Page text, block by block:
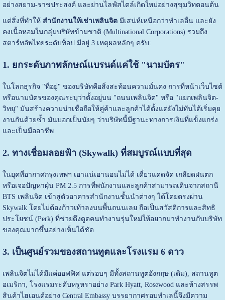
อย่างสยาม-ราชประสงค์ และย่านไลฟ์สไตล์เกิดใหม่อย่างสุขุมวิทตอนต้น
แต่สิ่งที่ทำให้ สำนักงานให้เช่าเพลินจิตมีเสน่ห์เหนือกว่าทำเลอื่น และยัง
คงเนื้อหอมในกลุ่มบริษัทข้ามชาติ (Multinational Corporations) รวมถึง
สตาร์ทอัพไทยระดับท็อป มีอยู่ 3 เหตุผลหลักๆ ครับ:
1. ยกระดับภาพลักษณ์แบรนด์แค่ใช้ "นามบัตร"
ในโลกธุรกิจ "ที่อยู่" ของบริษัทคือสิ่งสะท้อนความมั่นคง การที่หน้าเว็บไซต์
หรือนามบัตรของคุณระบุว่าตั้งอยู่บน "ถนนเพลินจิต" หรือ "แยกเพลินจิต-
วิทยุ" มันสร้างความน่าเชื่อถือให้คู่ค้าและลูกค้าได้ตั้งแต่ยังไม่ทันได้เริ่มคุย
งานกันด้วยซ้ำ มันบอกเป็นนัยๆ ว่าบริษัทนี้มีฐานะทางการเงินที่แข็งแกร่ง
และเป็นมืออาชีพ
2. ทางเชื่อมลอยฟ้า (Skywalk) ที่สมบูรณ์แบบที่สุด
ในยุคที่อากาศกรุงเทพฯ เอาแน่เอานอนไม่ได้ เดี๋ยวแดดจัด เกลียดฝนตก
หรือเจอปัญหาฝุ่น PM 2.5 การที่พนักงานและลูกค้าสามารถเดินจากสถานี
BTS เพลินจิต เข้าสู่ตัวอาคารสำนักงานชั้นนำต่างๆ ได้โดยตรงผ่าน
Skywalk โดยไม่ต้องก้าวเท้าลงบนพื้นถนนเลย ถือเป็นสวัสดิการและสิทธิ
ประโยชน์ (Perk) ที่ช่วยดึงดูดคนทำงานรุ่นใหม่ให้อยากมาทำงานกับบริษัท
ของคุณมากขึ้นอย่างเห็นได้ชัด
3. เป็นศูนย์รวมของสถานทูตและโรงแรม 6 ดาว
เพลินจิตไม่ได้มีแค่ออฟฟิศ แต่รอบๆ มีทั้งสถานทูตอังกฤษ (เดิม), สถานทูต
อเมริกา, โรงแรมระดับหรูหราอย่าง Park Hyatt, Rosewood และห้างสรรพ
สินค้าไฮเอนด์อย่าง Central Embassy บรรยากาศรอบทำเลนี้จึงมีความ